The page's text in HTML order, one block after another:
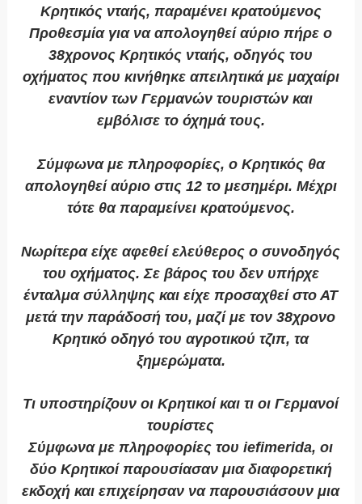
Κρητικός νταής, παραμένει κρατούμενος
Προθεσμία για να απολογηθεί αύριο πήρε ο
38χρονος Κρητικός νταής, οδηγός του
οχήματος που κινήθηκε απειλητικά με μαχαίρι
εναντίον των Γερμανών τουριστών και
εμβόλισε το όχημά τους.
Σύμφωνα με πληροφορίες, ο Κρητικός θα
απολογηθεί αύριο στις 12 το μεσημέρι. Μέχρι
τότε θα παραμείνει κρατούμενος.
Νωρίτερα είχε αφεθεί ελεύθερος ο συνοδηγός
του οχήματος. Σε βάρος του δεν υπήρχε
ένταλμα σύλληψης και είχε προσαχθεί στο ΑΤ
μετά την παράδοσή του, μαζί με τον 38χρονο
Κρητικό οδηγό του αγροτικού τζιπ, τα
ξημερώματα.
Τι υποστηρίζουν οι Κρητικοί και τι οι Γερμανοί
τουρίστες
Σύμφωνα με πληροφορίες του iefimerida, οι
δύο Κρητικοί παρουσίασαν μια διαφορετική
εκδοχή και επιχείρησαν να παρουσιάσουν μια